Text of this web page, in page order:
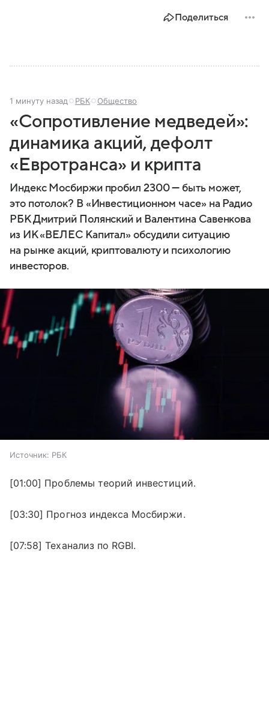
Поделиться
1 минуту назад РБК Общество
«Сопротивление медведей»:
динамика акций, дефолт
«Евротранса» и крипта
Индекс Мосбиржи пробил 2300 — быть может,
это потолок? В «Инвестиционном часе» на Радио
РБК Дмитрий Полянский и Валентина Савенкова
из ИК «ВЕЛЕС Капитал» обсудили ситуацию
на рынке акций, криптовалюту и психологию
инвесторов.
Источник: РБК
[01:00] Проблемы теорий инвестиций.
[03:30] Прогноз индекса Мосбиржи.
[07:58] Теханализ по RGBI.